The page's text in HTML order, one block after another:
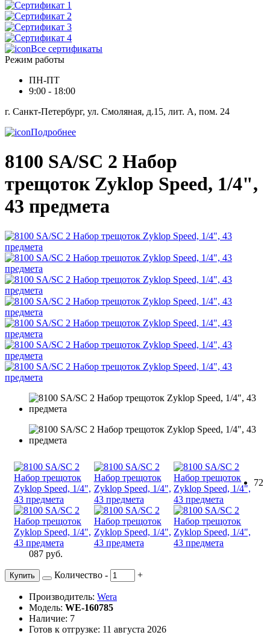
Все сертификаты
Режим работы
ПН-ПТ
9:00 - 18:00
г. Санкт-Петербург, ул. Смоляная, д.15, лит. А, пом. 24
Подробнее
8100 SA/SC 2 Набор
трещоток Zyklop Speed, 1/4",
43 предмета
72
087 руб.
Купить Количество - +
Производитель: Wera
Модель: WE-160785
Наличие: 7
Готов к отгрузке: 11 августа 2026